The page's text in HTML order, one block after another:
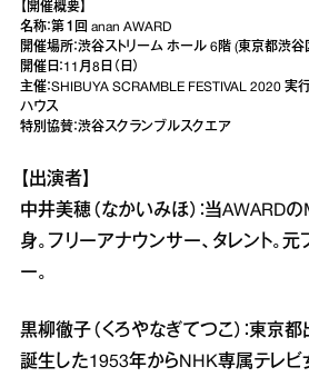
【開催概要】
名称：第１回 anan AWARD
開催場所：渋谷ストリーム ホール 6階 (東京都渋
開催日：11月8日（日）
主催：SHIBUYA SCRAMBLE FESTIVAL 2020 実
ハウス
特別協賛：渋谷スクランブルスクエア
【出演者】
中井美穂（なかいみほ）：当AWARD
身。フリーアナウンサー、タレント。
ー。
黒柳徹子（くろやなぎてつこ）：東京
誕生した1953年からNHK専属テレビ